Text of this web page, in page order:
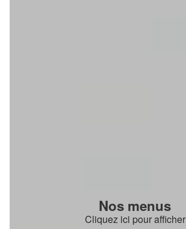
Nos menus
Cliquez ici pour afficher